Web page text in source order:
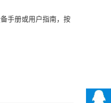
手册或用户指南，按